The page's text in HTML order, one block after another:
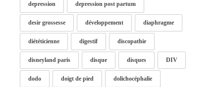
depression depression post partum
desir grossesse développement diaphragme
diététicienne digestif discopathie
disneyland paris disque disques DIV
dodo doigt de pied dolichocéphalie